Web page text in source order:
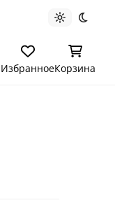
Светлая
ИзбранноеКорзина